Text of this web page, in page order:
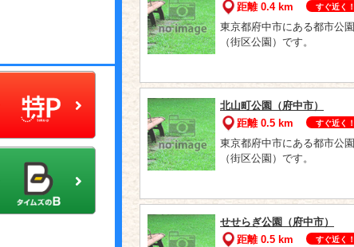
距離 0.4 km
すぐ近く！
東京都府中市にある都市公園
（街区公園）です。
北山町公園（府中市）
距離 0.5 km
すぐ近く！
東京都府中市にある都市公園
（街区公園）です。
せせらぎ公園（府中市）
距離 0.5 km
すぐ近く！